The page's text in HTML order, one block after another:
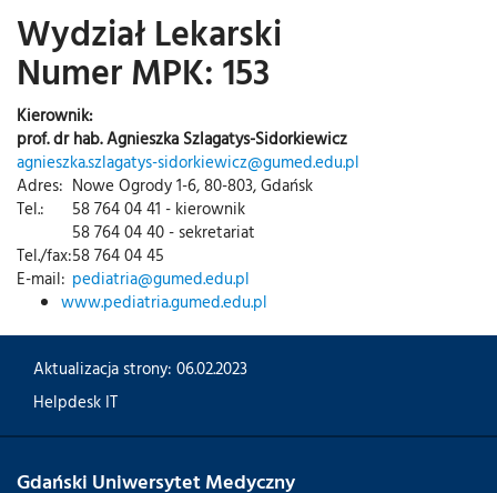
Wydział Lekarski
Numer MPK: 153
Kierownik:
prof. dr hab. Agnieszka Szlagatys-Sidorkiewicz
agnieszka.szlagatys-sidorkiewicz@gumed.edu.pl
Adres: Nowe Ogrody 1-6, 80-803, Gdańsk
Tel.:
58 764 04 41 - kierownik
58 764 04 40 - sekretariat
Tel./fax:58 764 04 45
E-mail: pediatria@gumed.edu.pl
www.pediatria.gumed.edu.pl
Aktualizacja strony: 06.02.2023
Helpdesk IT
Gdański Uniwersytet Medyczny